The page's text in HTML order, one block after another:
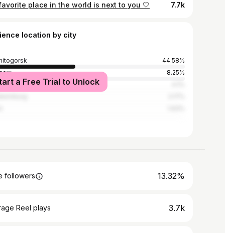
place in the world is next to you 🤍 7.7k
location by city
44.58%
8.25%
a Free Trial to Unlock
followers 13.32%
Reel plays 3.7k